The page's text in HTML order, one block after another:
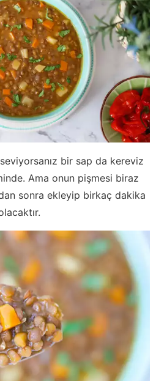
bir sap da kereviz
Ama onun pişmesi biraz
sonra ekleyip birkaç dakika